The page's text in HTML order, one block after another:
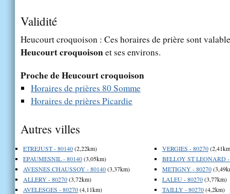
Validité
Heucourt croquoison : Ces horaires de prière sont
Heucourt croquoisonet ses environs.
Proche de Heucourt croquoison
Horaires de prières 80 Somme
Horaires de prières Picardie
Autres villes
ETREJUST - 80140(2,22km)
EPAUMESNIL - 80140(3,05km)
AVESNES CHAUSSOY - 80140(3,37km)
ALLERY - 80270(3,72km)
AVELESGES - 80270(4,11km)
VERGIES - 80270
BELLOY ST LEONARD -
METIGNY - 80270
LALEU - 80270(3,77km)
TAILLY - 80270(4,2km)